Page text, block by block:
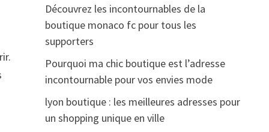
Découvrez les incontournables de la
boutique monaco fc pour tous les
supporters
Pourquoi ma chic boutique est l’adresse
incontournable pour vos envies mode
lyon boutique : les meilleures adresses pour
un shopping unique en ville